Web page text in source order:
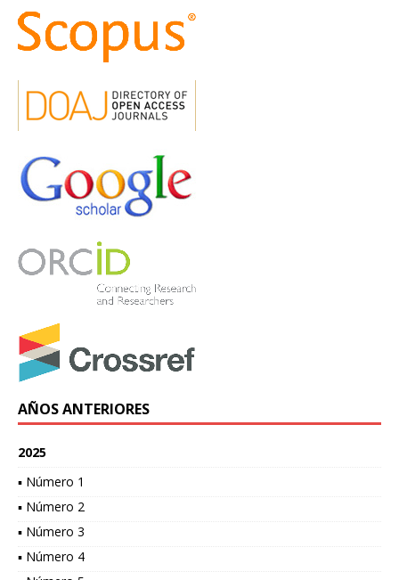
AÑOS ANTERIORES
2025
▪ Número 1
▪ Número 2
▪ Número 3
▪ Número 4